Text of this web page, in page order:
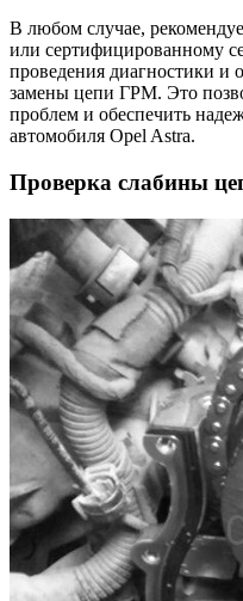
В любом случае,
или сертифицированному
проведения диагностики и
замены цепи ГРМ. Это
проблем и обеспечить
автомобиля Opel Astra.
Проверка слабины